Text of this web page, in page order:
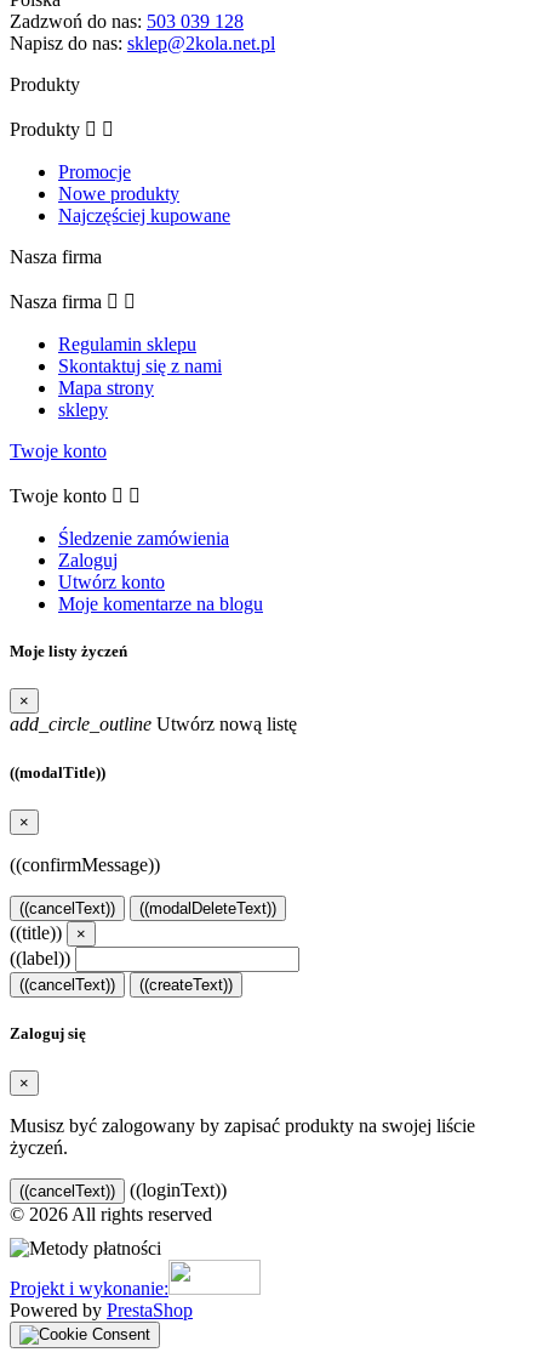
Zadzwoń do nas: 503 039 128
Napisz do nas: sklep@2kola.net.pl
Produkty
Produkty  
Promocje
Nowe produkty
Najczęściej kupowane
Nasza firma
Nasza firma  
Regulamin sklepu
Skontaktuj się z nami
Mapa strony
sklepy
Twoje konto
Twoje konto  
Śledzenie zamówienia
Zaloguj
Utwórz konto
Moje komentarze na blogu
Moje listy życzeń
×
add_circle_outline Utwórz nową listę
((modalTitle))
×
((confirmMessage))
((cancelText)) ((modalDeleteText))
((title)) ×
((label))
((cancelText)) ((createText))
Zaloguj się
×
Musisz być zalogowany by zapisać produkty na swojej liście
życzeń.
((cancelText))
((loginText))
© 2026 All rights reserved
Projekt i wykonanie:
Powered by PrestaShop